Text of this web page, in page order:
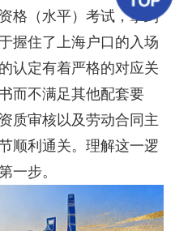
格（水平）考试，拿到
握住了上海户口的入场
认定有着严格的对应关
而不满足其他配套要
质审核以及劳动合同主
顺利通关。理解这一逻
一步。